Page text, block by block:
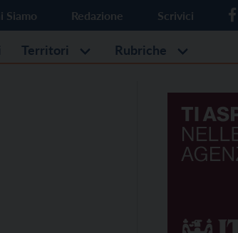
Siamo Redazione Scrivici
Territori Rubriche